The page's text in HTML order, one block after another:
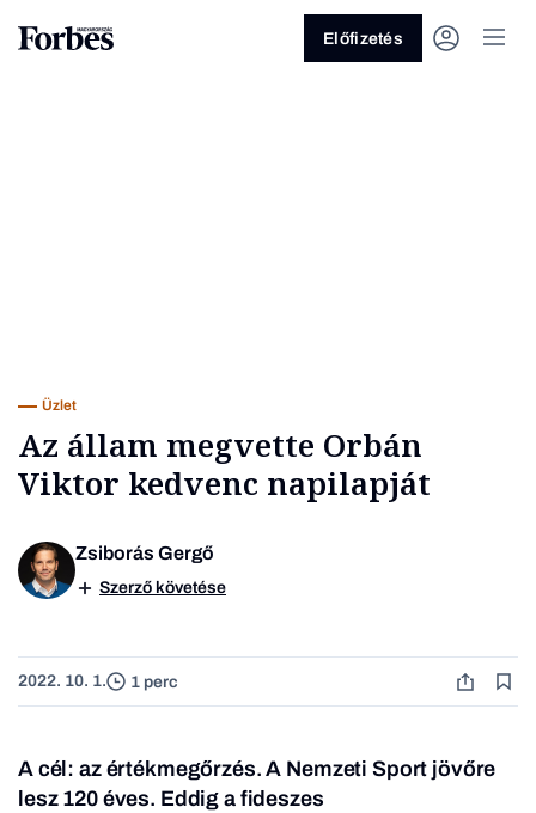
Előfizetés
Üzlet
Az állam megvette Orbán
Viktor kedvenc napilapját
Zsiborás Gergő
Szerző követése
2022. 10. 1. 1 perc
A cél: az értékmegőrzés. A Nemzeti Sport jövőre
lesz 120 éves. Eddig a fideszes